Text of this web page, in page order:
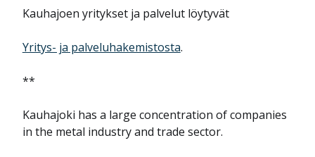
Kauhajoen yritykset ja palvelut löytyvät
Yritys- ja palveluhakemistosta.
**
Kauhajoki has a large concentration of companies
in the metal industry and trade sector.